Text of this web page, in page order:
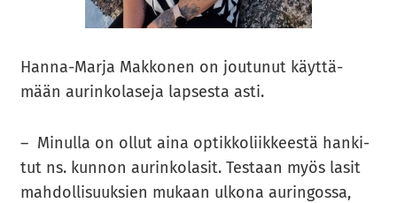
Hanna-​Marja Mak­ko­nen on jou­tu­nut käyt­tä­
mään au­rin­ko­la­se­ja lap­ses­ta asti.
– Mi­nul­la on ollut aina op­tik­ko­liik­kees­tä han­ki­
tut ns. kun­non au­rin­ko­la­sit. Tes­taan myös lasit
mah­dol­li­suuk­sien mu­kaan ul­ko­na au­rin­gos­sa,